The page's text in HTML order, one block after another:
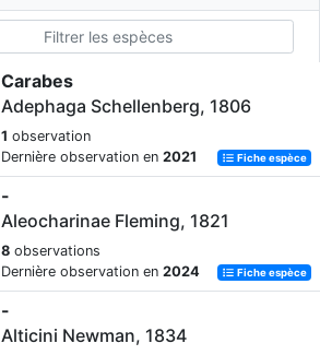
Carabes
Adephaga Schellenberg, 1806
1 observation
Dernière observation en 2021 Fiche espèce
-
Aleocharinae Fleming, 1821
8 observations
Dernière observation en 2024 Fiche espèce
-
Alticini Newman, 1834